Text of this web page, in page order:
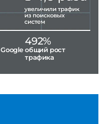
492%
общий рост
трафика